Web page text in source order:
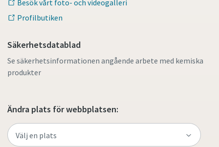
Besök vårt foto- och videogalleri
Profilbutiken
Säkerhetsdatablad
Se säkerhetsinformationen angående arbete med kemiska
produkter
Ändra plats för webbplatsen: